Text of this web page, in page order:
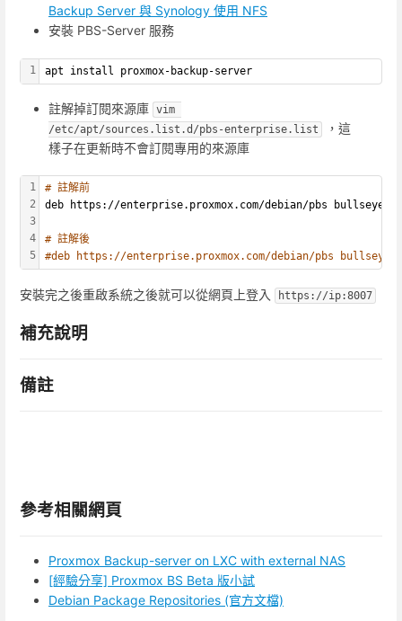
Backup Server 與 Synology 使用 NFS
安裝 PBS-Server 服務
1 apt install proxmox-backup-server
註解掉訂閱來源庫 vim
/etc/apt/sources.list.d/pbs-enterprise.list
，這
樣子在更新時不會訂閱專用的來源庫
1
2
3
4
5
# 註解前
deb https://enterprise.proxmox.com/debian/pbs bullseye
# 註解後
#deb https://enterprise.proxmox.com/debian/pbs bullseye
安裝完之後重啟系統之後就可以從網頁上登入 https://ip:8007
補充說明
備註
參考相關網頁
Proxmox Backup-server on LXC with external NAS
[經驗分享] Proxmox BS Beta 版小試
Debian Package Repositories (官方文檔)